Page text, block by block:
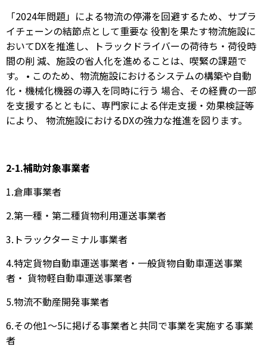
「2024年問題」による物流の停滞を回避するため、サプラ
イチェーンの結節点として重要な 役割を果たす物流施設に
おいてDXを推進し、トラックドライバーの荷待ち・荷役時
間の削 減、施設の省人化を進めることは、喫緊の課題で
す。 • このため、物流施設におけるシステムの構築や自動
化・機械化機器の導入を同時に行う 場合、その経費の一部
を支援するとともに、専門家による伴走支援・効果検証等
により、 物流施設におけるDXの強力な推進を図ります。
2-1.補助対象事業者
1.倉庫事業者
2.第一種・第二種貨物利用運送事業者
3.トラックターミナル事業者
4.特定貨物自動車運送事業者・一般貨物自動車運送事業
者・ 貨物軽自動車運送事業者
5.物流不動産開発事業者
6.その他1～5に掲げる事業者と共同で事業を実施する事業
者